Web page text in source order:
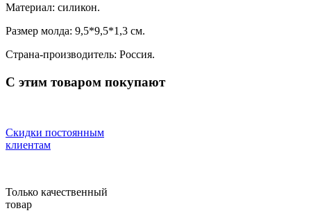
Материал: силикон.
Размер молда: 9,5*9,5*1,3 см.
Страна-производитель: Россия.
С этим товаром покупают
Скидки постоянным
клиентам
Только качественный
товар